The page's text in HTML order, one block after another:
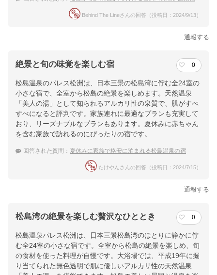
Behind The Lineさんの回答（投稿日：2024/9/13）
通報する
絶景と旬の味覚を楽しむ宿 0
松島温泉のパレス松洲は、日本三景の松島湾に佇む全24室の
小さな宿で、全室から松島の絶景を楽しめます。天然温泉
「美人の湯」として知られるアルカリ性の泉質で、肌がすべ
すべになると評判です。家族連れに最適なプランも充実して
おり、リーズナブルなプランもあります。夏休みに赤ちゃん
を含む家族で訪れるのにぴったりの宿です。
回答された質問： 夏休みに家族で格安に泊まれる松島温泉の宿
たけやんさんの回答（投稿日：2024/7/15）
通報する
松島湾の絶景を楽しむ贅沢なひととき 0
松島温泉パレス松洲は、日本三景松島湾のほとりに静かに佇
む全24室の小さな宿です。全室から松島の絶景を楽しめ、旬
の食材を使った料理が自慢です。大浴場では、平成19年に掘
り当てられた無色透明で肌に優しいアルカリ性の天然温泉